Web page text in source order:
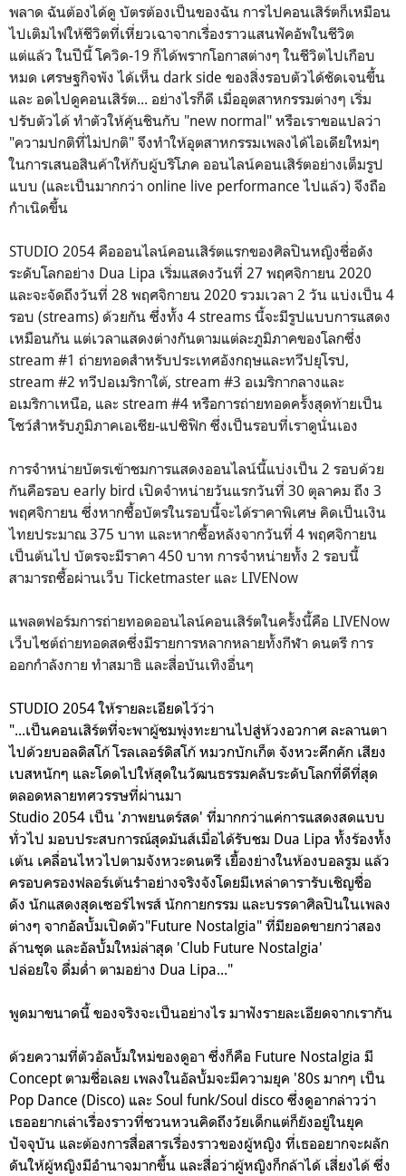
พลาด ฉันต้องได้ดู บัตรต้องเป็นของฉัน การไปคอนเสิร์ตก็เหมือน
ไปเติมไฟให้ชีวิตที่เหี่ยวเฉาจากเรื่องราวแสนฟัคอัพในชีวิต
แต่แล้ว ในปีนี้ โควิด-19 ก็ได้พรากโอกาสต่างๆ ในชีวิตไปเกือบ
หมด เศรษฐกิจพัง ได้เห็น dark side ของสิ่งรอบตัวได้ชัดเจนขึ้น
และ อดไปดูคอนเสิร์ต... อย่างไรก็ดี เมื่ออุตสาหกรรมต่างๆ เริ่ม
ปรับตัวได้ ทำตัวให้คุ้นชินกับ "new normal" หรือเราขอแปลว่า
"ความปกติที่ไม่ปกติ" จึงทำให้อุตสาหกรรมเพลงได้ไอเดียใหม่ๆ
ในการเสนอสินค้าให้กับผู้บริโภค ออนไลน์คอนเสิร์ตอย่างเต็มรูป
แบบ (และเป็นมากกว่า online live performance ไปแล้ว) จึงถือ
กำเนิดขึ้น
STUDIO 2054 คือออนไลน์คอนเสิร์ตแรกของศิลปินหญิงชื่อดัง
ระดับโลกอย่าง Dua Lipa เริ่มแสดงวันที่ 27 พฤศจิกายน 2020
และจะจัดถึงวันที่ 28 พฤศจิกายน 2020 รวมเวลา 2 วัน แบ่งเป็น 4
รอบ (streams) ด้วยกัน ซึ่งทั้ง 4 streams นี้จะมีรูปแบบการแสดง
เหมือนกัน แต่เวลาแสดงต่างกันตามแต่ละภูมิภาคของโลกซึ่ง
stream #1 ถ่ายทอดสำหรับประเทศอังกฤษและทวีปยุโรป,
stream #2 ทวีปอเมริกาใต้, stream #3 อเมริกากลางและ
อเมริกาเหนือ, และ stream #4 หรือการถ่ายทอดครั้งสุดท้ายเป็น
โชว์สำหรับภูมิภาคเอเชีย-แปซิฟิก ซึ่งเป็นรอบที่เราดูนั่นเอง
การจำหน่ายบัตรเข้าชมการแสดงออนไลน์นี้แบ่งเป็น 2 รอบด้วย
กันคือรอบ early bird เปิดจำหน่ายวันแรกวันที่ 30 ตุลาคม ถึง 3
พฤศจิกายน ซึ่งหากซื้อบัตรในรอบนี้จะได้ราคาพิเศษ คิดเป็นเงิน
ไทยประมาณ 375 บาท และหากซื้อหลังจากวันที่ 4 พฤศจิกายน
เป็นต้นไป บัตรจะมีราคา 450 บาท การจำหน่ายทั้ง 2 รอบนี้
สามารถซื้อผ่านเว็บ Ticketmaster และ LIVENow
แพลตฟอร์มการถ่ายทอดออนไลน์คอนเสิร์ตในครั้งนี้คือ LIVENow
เว็บไซต์ถ่ายทอดสดซึ่งมีรายการหลากหลายทั้งกีฬา ดนตรี การ
ออกกำลังกาย ทำสมาธิ และสื่อบันเทิงอื่นๆ
STUDIO 2054 ให้รายละเอียดไว้ว่า
"...เป็นคอนเสิร์ตที่จะพาผู้ชมพุ่งทะยานไปสู่ห้วงอวกาศ ละลานตา
ไปด้วยบอลดิสโก้ โรลเลอร์ดิสโก้ หมวกบักเก็ต จังหวะคึกคัก เสียง
เบสหนักๆ และโดดไปให้สุดในวัฒนธรรมคลับระดับโลกที่ดีที่สุด
ตลอดหลายทศวรรษที่ผ่านมา
Studio 2054 เป็น 'ภาพยนตร์สด' ที่มากกว่าแค่การแสดงสดแบบ
ทั่วไป มอบประสบการณ์สุดมันส์เมื่อได้รับชม Dua Lipa ทั้งร้องทั้ง
เต้น เคลื่อนไหวไปตามจังหวะดนตรี เยื้องย่างในห้องบอลรูม แล้ว
ครอบครองฟลอร์เต้นรำอย่างจริงจังโดยมีเหล่าดารารับเชิญชื่อ
ดัง นักแสดงสุดเซอร์ไพรส์ นักกายกรรม และบรรดาศิลปินในเพลง
ต่างๆ จากอัลบั้มเปิดตัว"Future Nostalgia" ที่มียอดขายกว่าสอง
ล้านชุด และอัลบั้มใหม่ล่าสุด 'Club Future Nostalgia'
ปล่อยใจ ดื่มด่ำ ตามอย่าง Dua Lipa..."
พูดมาขนาดนี้ ของจริงจะเป็นอย่างไร มาฟังรายละเอียดจากเรากัน
ด้วยความที่ตัวอัลบั้มใหม่ของดูอา ซึ่งก็คือ Future Nostalgia มี
Concept ตามชื่อเลย เพลงในอัลบั้มจะมีความยุค '80s มากๆ เป็น
Pop Dance (Disco) และ Soul funk/Soul disco ซึ่งดูอากล่าวว่า
เธออยากเล่าเรื่องราวที่ชวนหวนคิดถึงวัยเด็กแต่ก็ยังอยู่ในยุค
ปัจจุบัน และต้องการสื่อสารเรื่องราวของผู้หญิง ที่เธออยากจะผลัก
ดันให้ผู้หญิงมีอำนาจมากขึ้น และสื่อว่าผู้หญิงก็กล้าได้ เสี่ยงได้ ซึ่ง